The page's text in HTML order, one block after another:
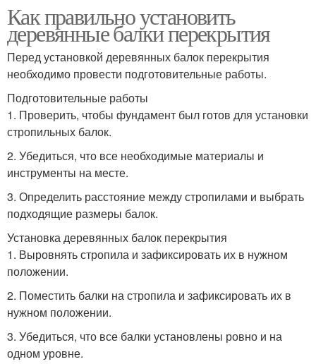
Как правильно установить
деревянные балки перекрытия
Перед установкой деревянных балок перекрытия
необходимо провести подготовительные работы.
Подготовительные работы
1. Проверить, чтобы фундамент был готов для установки
стропильных балок.
2. Убедиться, что все необходимые материалы и
инструменты на месте.
3. Определить расстояние между стропилами и выбрать
подходящие размеры балок.
Установка деревянных балок перекрытия
1. Выровнять стропила и зафиксировать их в нужном
положении.
2. Поместить балки на стропила и зафиксировать их в
нужном положении.
3. Убедиться, что все балки установлены ровно и на
одном уровне.